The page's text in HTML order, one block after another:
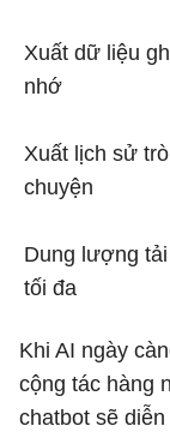
Xuất dữ liệu
nhớ
Xuất lịch sử trò
chuyện
Dung lượng
tối đa
Khi AI ngày
cộng tác hàng
chatbot sẽ